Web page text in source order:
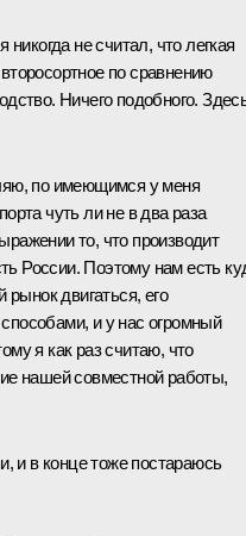
никогда не считал, что легкая
по сравнению
Ничего подобного.
по имеющимся у меня
чуть ли не в два раза
то, что производит
России. Поэтому нам есть
рынок двигаться, его
и у нас огромный
я как раз считаю, что
нашей совместной работы,
и в конце тоже постараюсь